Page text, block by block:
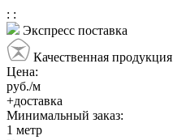
: :
Экспресс поставка
Качественная продукция
Цена:
руб./м
+доставка
Минимальный заказ:
1 метр